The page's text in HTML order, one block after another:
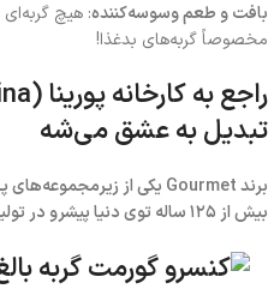
بافت و طعم وسوسه‌کننده: هیچ
مخصوصاً گربه‌های بدغذا!
تبدیل به عشق می‌شه
بیش از ۱۲۵ ساله توی دنیا پیشرو در تولید غذاهای حیوانات خانگیه.